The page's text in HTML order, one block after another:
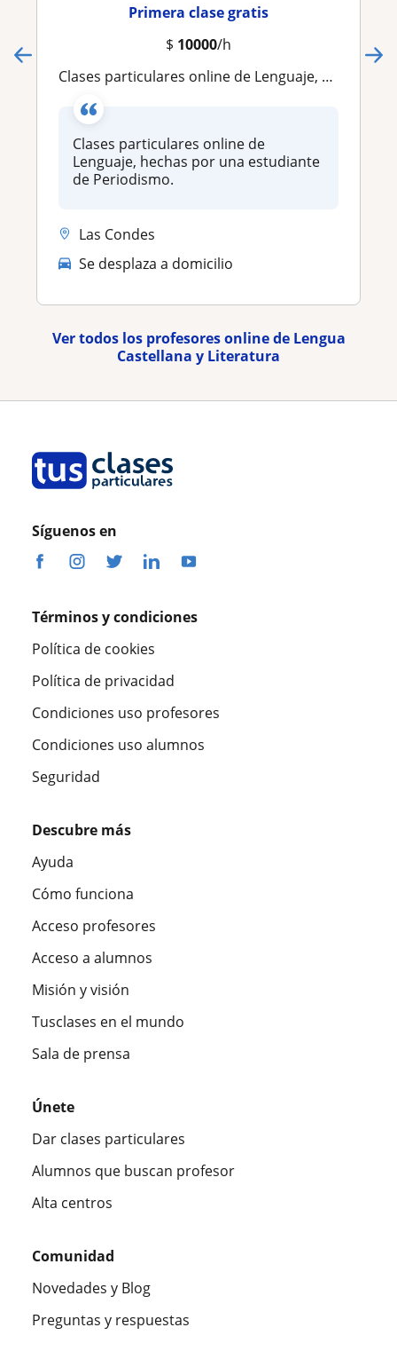
Primera clase gratis
$ 10000/h
Clases particulares online de Lenguaje, hechas por una estudiante de Periodismo
Clases particulares online de
Lenguaje, hechas por una estudiante
de Periodismo.
Las Condes
Se desplaza a domicilio
Ver todos los profesores online de Lengua
Castellana y Literatura
Síguenos en
Términos y condiciones
Política de cookies
Política de privacidad
Condiciones uso profesores
Condiciones uso alumnos
Seguridad
Descubre más
Ayuda
Cómo funciona
Acceso profesores
Acceso a alumnos
Misión y visión
Tusclases en el mundo
Sala de prensa
Únete
Dar clases particulares
Alumnos que buscan profesor
Alta centros
Comunidad
Novedades y Blog
Preguntas y respuestas